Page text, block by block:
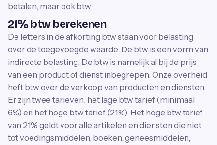
betalen, maar ook btw.
21% btw berekenen
De letters in de afkorting btw staan voor belasting
over de toegevoegde waarde. De btw is een vorm van
indirecte belasting. De btw is namelijk al bij de prijs
van een product of dienst inbegrepen. Onze overheid
heft btw over de verkoop van producten en diensten.
Er zijn twee tarieven; het lage btw tarief (minimaal
6%) en het hoge btw tarief (21%). Het hoge btw tarief
van 21% geldt voor alle artikelen en diensten die niet
tot voedingsmiddelen, boeken, geneesmiddelen,